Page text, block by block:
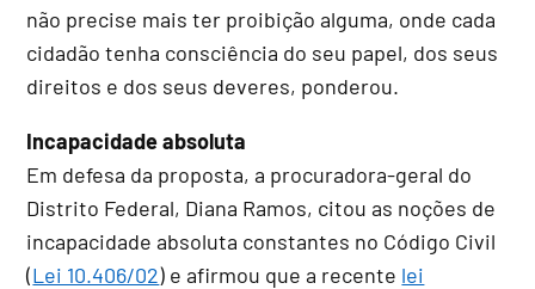
não precise mais ter proibição alguma, onde cada
cidadão tenha consciência do seu papel, dos seus
direitos e dos seus deveres, ponderou.
Incapacidade absoluta
Em defesa da proposta, a procuradora-geral do
Distrito Federal, Diana Ramos, citou as noções de
incapacidade absoluta constantes no Código Civil
(Lei 10.406/02) e afirmou que a recente lei